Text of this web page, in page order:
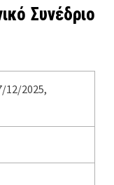
Συνέδριο
12/2025,